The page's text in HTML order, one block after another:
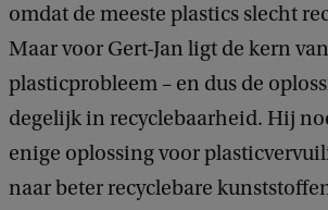
omdat de meeste plastics slecht
Maar voor Gert-Jan ligt de kern
plasticprobleem – en dus de
degelijk in recyclebaarheid. Hij
enige oplossing voor
naar beter recyclebare